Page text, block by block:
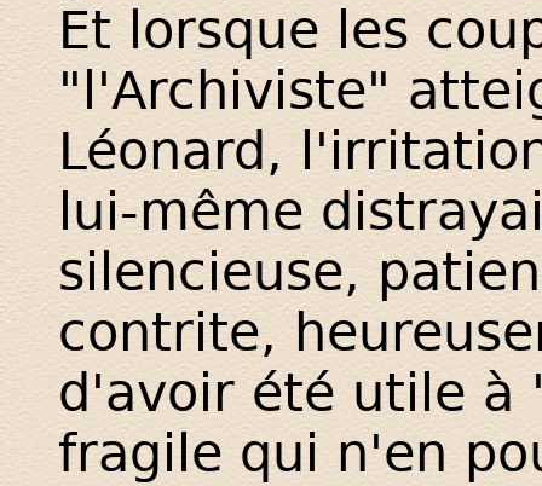
Et lorsque les
"l'Archiviste"
Léonard,
lui-même
silencieuse,
contrite,
d'avoir été utile à
fragile qui n'en